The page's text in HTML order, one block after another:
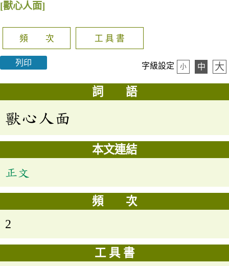
[獸心人面]
頻 次 工 具 書
列印 字級設定 小 中 大
詞 語
獸心人面
本文連結
正文
頻 次
2
工 具 書